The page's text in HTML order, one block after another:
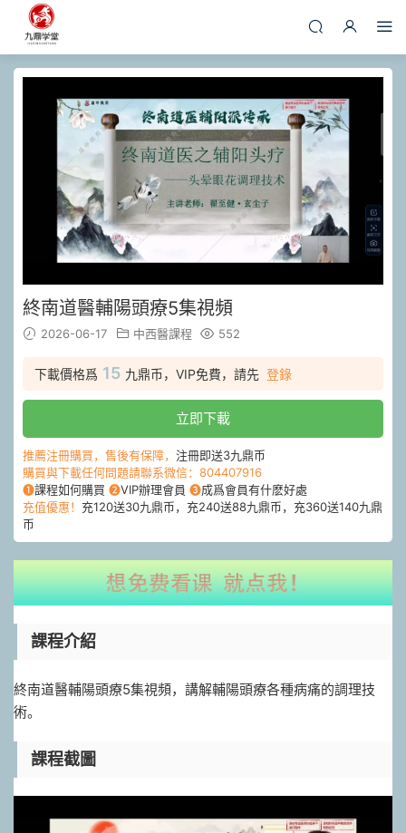
終南道醫輔陽頭療5集視頻
2026-06-17 中西醫課程 552
下載價格爲 15 九鼎币，VIP免費，請先 登錄
立即下載
推薦注冊購買，售後有保障， 注冊即送3九鼎币
購買與下載任何問題請聯系微信：804407916
❶課程如何購買 ❷VIP辦理會員 ❸成爲會員有什麽好處
充值優惠！ 充120送30九鼎币，充240送88九鼎币，充360送140九鼎
币
課程介紹
終南道醫輔陽頭療5集視頻，講解輔陽頭療各種病痛的調理技
術。
課程截圖